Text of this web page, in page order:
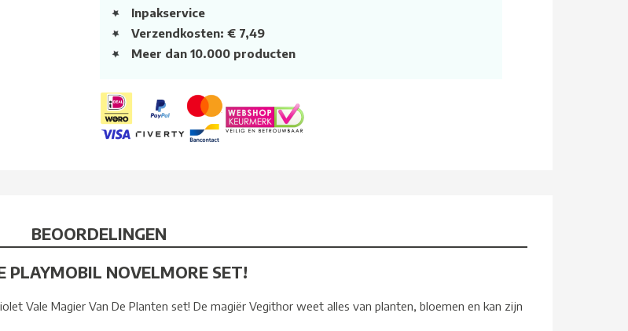
Inpakservice
Verzendkosten: € 7,49
Meer dan 10.000 producten
BEOORDELINGEN
PLAYMOBIL NOVELMORE SET!
Vale Magier Van De Planten set! De magiër Vegithor weet alles van planten, bloemen en kan zijn